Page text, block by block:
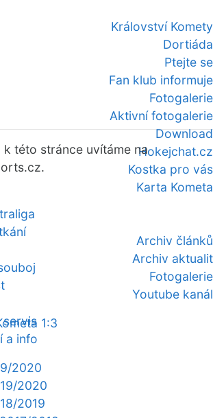
Království Komety
Dortiáda
Ptejte se
Fan klub informuje
Fotogalerie
Aktivní fotogalerie
Download
Hokejchat.cz
Kostka pro vás
Karta Kometa
Archiv článků
Archiv aktualit
Fotogalerie
Youtube kanál
1:3
této stránce uvítáme na
a info
2020
2020
2019